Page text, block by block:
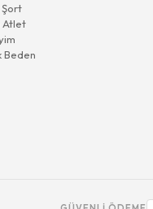
Şort
Atlet
Beden